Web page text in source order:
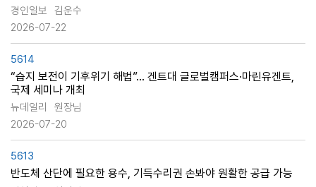
경인일보
김운수
2026-07-22
5614
“습지 보전이 기후위기 해법”… 겐트대 글로벌캠퍼스·마린유겐트,
국제 세미나 개최
뉴데일리
원장님
2026-07-20
5613
반도체 산단에 필요한 용수, 기득수리권 손봐야 원활한 공급 가능